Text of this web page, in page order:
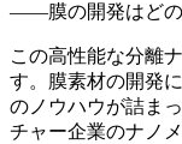
——膜の開発はどの
この高性能な分離
す。膜素材の開発
のノウハウが詰ま
チャー企業のナノ